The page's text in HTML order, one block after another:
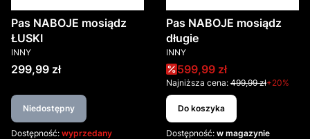
Pas NABOJE mosiądz
ŁUSKI
PRODUCENT
INNY
Cena
299,99 zł
Niedostępny
Dostępność: wyprzedany
Pas NABOJE mosiądz
długie
PRODUCENT
INNY
Cena promocyjna
599,99 zł
Najniższa cena: 499,99 zł+20%
Do koszyka
Dostępność: w magazynie